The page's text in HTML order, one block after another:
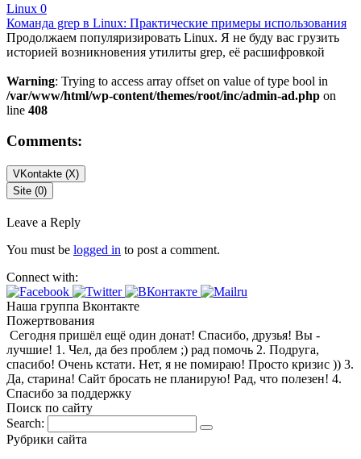
Linux 0
Команда grep в Linux: Практические примеры использования
Продолжаем популяризировать Linux. Я не буду вас грузить
историей возникновения утилиты grep, её расшифровкой
Warning: Trying to access array offset on value of type bool in
/var/www/html/wp-content/themes/root/inc/admin-ad.php on
line 408
Comments:
VKontakte (X)
Site (0)
Leave a Reply
You must be logged in to post a comment.
Connect with:
Наша группа Вконтакте
Пожертвования
Сегодня пришёл ещё один донат! Спасибо, друзья! Вы -
лучшие! 1. Чел, да без проблем ;) рад помочь 2. Подруга,
спасибо! Очень кстати. Нет, я не помираю! Просто кризис )) 3.
Да, старина! Сайт бросать не планирую! Рад, что полезен! 4.
Спасибо за поддержку
Поиск по сайту
Search:
Рубрики сайта